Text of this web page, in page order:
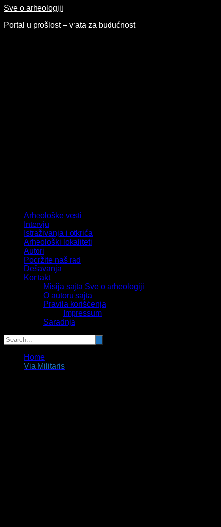
Skip
content
Sve o arheologiji
Portal u prošlost – vrata za budućnost
Arheološke vesti
Intervju
Istraživanja i otkrića
Arheološki lokaliteti
Autori
Podržite naš rad
Dešavanja
Kontakt
Misija sajta Sve o arheologiji
O autoru sajta
Pravila korišćenja
Impressum
Saradnja
Home
Via Militaris